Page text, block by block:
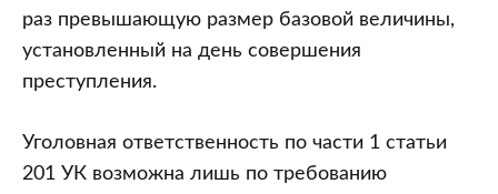
раз превышающую размер базовой величины,
установленный на день совершения
преступления.
Уголовная ответственность по части 1 статьи
201 УК возможна лишь по требованию